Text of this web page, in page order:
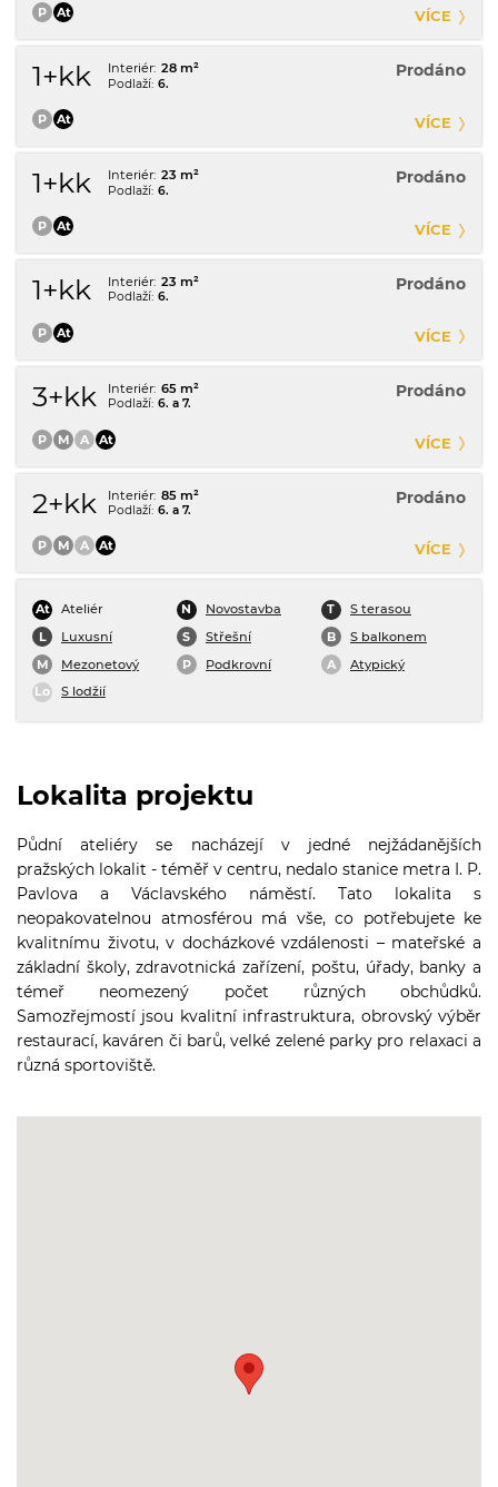
VÍCE
1+kk 28 m²
6.
Prodáno
VÍCE
1+kk 23 m²
6.
Prodáno
VÍCE
1+kk 23 m²
6.
Prodáno
VÍCE
3+kk 65 m²
6. a 7.
Prodáno
VÍCE
2+kk 85 m²
6. a 7.
Prodáno
VÍCE
Ateliér Novostavba
S terasou
Luxusní
Střešní
S balkonem
Mezonetový
Podkrovní
Atypický
S lodžií
Lokalita projektu
Půdní ateliéry se nacházejí v jedné nejžádanějších
pražských lokalit - téměř v centru, nedalo stanice metra I. P.
Pavlova a Václavského náměstí. Tato lokalita s
neopakovatelnou atmosférou má vše, co potřebujete ke
kvalitnímu životu, v docházkové vzdálenosti – mateřské a
základní školy, zdravotnická zařízení, poštu, úřady, banky a
témeř neomezený počet různých obchůdků.
Samozřejmostí jsou kvalitní infrastruktura, obrovský výběr
restaurací, kaváren či barů, velké zelené parky pro relaxaci a
různá sportoviště.